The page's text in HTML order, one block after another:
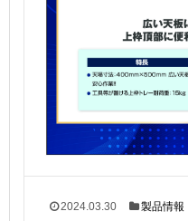
2024.03.30 製品情報